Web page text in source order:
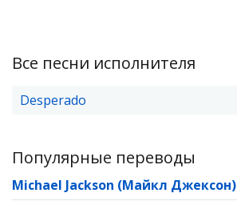
Все песни исполнителя
Desperado
Популярные переводы
Michael Jackson (Майкл Джексон)